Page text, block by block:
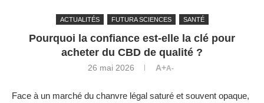
ACTUALITÉS FUTURA SCIENCES SANTÉ
Pourquoi la confiance est-elle la clé pour
acheter du CBD de qualité ?
26 mai 2026 A+A-
Face à un marché du chanvre légal saturé et souvent opaque,